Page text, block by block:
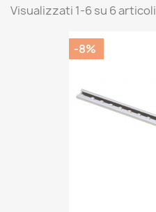
Visualizzati 1-6 su 6 articoli
-8%